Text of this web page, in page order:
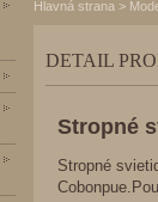
Hlavná strana >
DETAIL
Stropné
Stropné